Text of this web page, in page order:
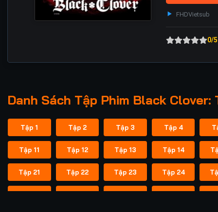
FHDVietsub
0/
Danh Sách Tập Phim Black
Tập 1 Tập 2 Tập 3 Tập 4
Tập 11 Tập 12 Tập 13 Tập 14
Tập 21 Tập 22 Tập 23 Tập 24